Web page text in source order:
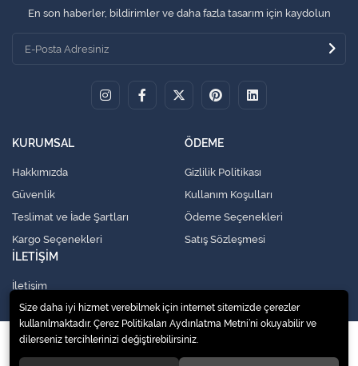
En son haberler, bildirimler ve daha fazla tasarım için kaydolun
KURUMSAL
Hakkımızda
Güvenlik
Teslimat ve İade Şartları
Kargo Seçenekleri
ÖDEME
Gizlilik Politikası
Kullanım Koşulları
Ödeme Seçenekleri
Satış Sözleşmesi
İLETİŞİM
İletişim
© 2020Küresel Soğutma Sistemleri Yedek Parça San. Ve Tic. Ltd. Şti.
Size daha iyi hizmet verebilmek için internet sitemizde çerezler
kullanılmaktadır. Çerez Politikaları Aydınlatma Metni’ni okuyabilir ve
dilerseniz tercihlerinizi değiştirebilirsiniz.